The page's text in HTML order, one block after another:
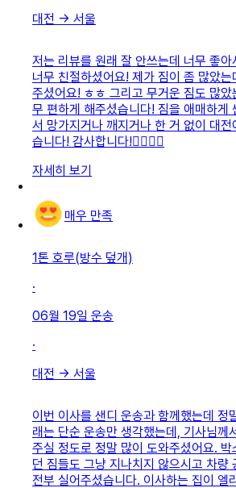
대전 → 서울
저는 리뷰를 원래 잘 안쓰는데 너무 좋
너무 친절하셨어요! 제가 짐이 좀 많았
주셨어요! ㅎㅎ 그리고 무거운 짐도 많았
무 편하게 해주셨습니다! 짐을 애매하게
서 망가지거나 깨지거나 한 거 없이 대
습니다! 감사합니다!👍🏻👍🏻
자세히 보기
매우 만족
1톤 호루(방수 덮개)
·
06월 19일 운송
·
대전 → 서울
이번 이사를 샌디 운송과 함께했는데 정
래는 단순 운송만 생각했는데, 기사님께
주실 정도로 정말 많이 도와주셨어요.
던 짐들도 그냥 지나치지 않으시고 차량
전부 실어주셨습니다. 이사하는 집이 엘